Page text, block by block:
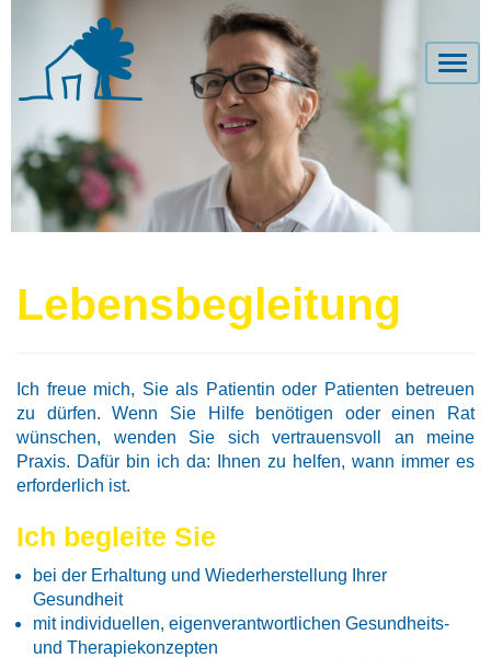
Lebensbegleitung
Ich freue mich, Sie als Patientin oder Patienten betreuen
zu dürfen. Wenn Sie Hilfe benötigen oder einen Rat
wünschen, wenden Sie sich vertrauensvoll an meine
Praxis. Dafür bin ich da: Ihnen zu helfen, wann immer es
erforderlich ist.
Ich begleite Sie
bei der Erhaltung und Wiederherstellung Ihrer
Gesundheit
mit individuellen, eigenverantwortlichen Gesundheits-
und Therapiekonzepten